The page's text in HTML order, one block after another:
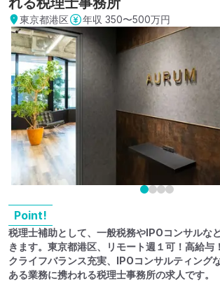
東京都港区 年収 350〜500万円
Point!
税理士補助として、一般税務やIPOコンサルな
きます。東京都港区、リモート週１可！高給与
クライフバランス充実、IPOコンサルティング
ある業務に携われる税理士事務所の求人です。